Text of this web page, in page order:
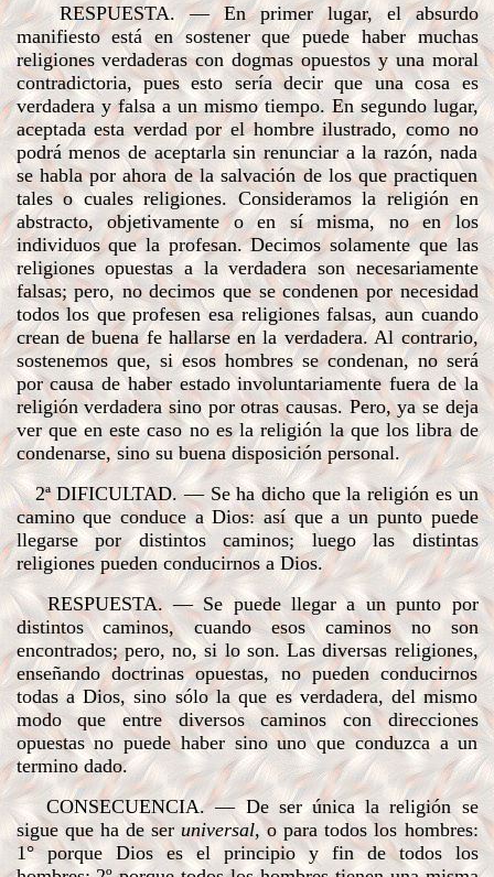
RESPUESTA. — En primer lugar, el absurdo
manifiesto está en sostener que puede haber muchas
religiones verdaderas con dogmas opuestos y una moral
contradictoria, pues esto sería decir que una cosa es
verdadera y falsa a un mismo tiempo. En segundo lugar,
aceptada esta verdad por el hombre ilustrado, como no
podrá menos de aceptarla sin renunciar a la razón, nada
se habla por ahora de la salvación de los que practiquen
tales o cuales religiones. Consideramos la religión en
abstracto, objetivamente o en sí misma, no en los
individuos que la profesan. Decimos solamente que las
religiones opuestas a la verdadera son necesariamente
falsas; pero, no decimos que se condenen por necesidad
todos los que profesen esa religiones falsas, aun cuando
crean de buena fe hallarse en la verdadera. Al contrario,
sostenemos que, si esos hombres se condenan, no será
por causa de haber estado involuntariamente fuera de la
religión verdadera sino por otras causas. Pero, ya se deja
ver que en este caso no es la religión la que los libra de
condenarse, sino su buena disposición personal.
2ª DIFICULTAD. — Se ha dicho que la religión es un
camino que conduce a Dios: así que a un punto puede
llegarse por distintos caminos; luego las distintas
religiones pueden conducirnos a Dios.
RESPUESTA. — Se puede llegar a un punto por
distintos caminos, cuando esos caminos no son
encontrados; pero, no, si lo son. Las diversas religiones,
enseñando doctrinas opuestas, no pueden conducirnos
todas a Dios, sino sólo la que es verdadera, del mismo
modo que entre diversos caminos con direcciones
opuestas no puede haber sino uno que conduzca a un
termino dado.
CONSECUENCIA. — De ser única la religión se
sigue que ha de ser universal, o para todos los hombres:
1° porque Dios es el principio y fin de todos los